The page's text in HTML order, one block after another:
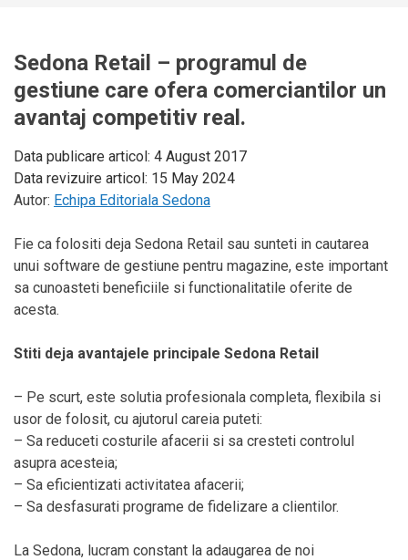
Sedona Retail – programul de
gestiune care ofera comerciantilor un
avantaj competitiv real.
Data publicare articol: 4 August 2017
Data revizuire articol: 15 May 2024
Autor: Echipa Editoriala Sedona
Fie ca folositi deja Sedona Retail sau sunteti in cautarea
unui software de gestiune pentru magazine, este important
sa cunoasteti beneficiile si functionalitatile oferite de
acesta.
Stiti deja avantajele principale Sedona Retail
– Pe scurt, este solutia profesionala completa, flexibila si
usor de folosit, cu ajutorul careia puteti:
– Sa reduceti costurile afacerii si sa cresteti controlul
asupra acesteia;
– Sa eficientizati activitatea afacerii;
– Sa desfasurati programe de fidelizare a clientilor.
La Sedona, lucram constant la adaugarea de noi